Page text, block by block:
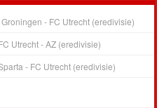
- FC Utrecht (eredivisie)
Utrecht - AZ (eredivisie)
- FC Utrecht (eredivisie)